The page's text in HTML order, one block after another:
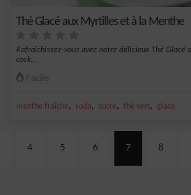
Thé Glacé aux Myrtilles et à la Menthe
Rafraîchissez-vous avec notre délicieux Thé
cock...
Facile
menthe fraîche, soda, sucre, thé vert, glace
4 5 6 7 8